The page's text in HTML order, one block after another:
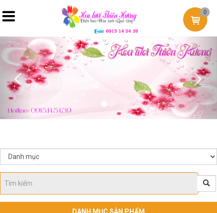
0
Previous
DANH MỤC SẢN PHẨM